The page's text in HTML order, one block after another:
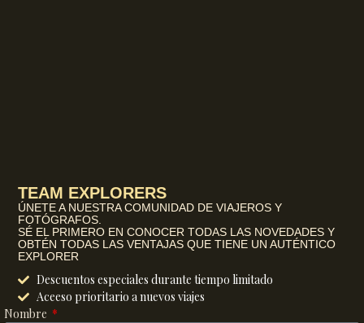
TEAM EXPLORERS
ÚNETE A NUESTRA COMUNIDAD DE VIAJEROS Y
FOTÓGRAFOS.
SÉ EL PRIMERO EN CONOCER TODAS LAS NOVEDADES Y
OBTÉN TODAS LAS VENTAJAS QUE TIENE UN AUTÉNTICO
EXPLORER
Descuentos especiales durante tiempo limitado
Aceeso prioritario a nuevos viajes
Nombre